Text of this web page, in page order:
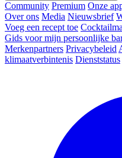
Community Premium Onze
Over ons Media Nieuwsbrief
Voeg een recept toe
Gids voor mijn persoonlijke
Merkenpartners Privacybeleid
klimaatverbintenis Dienststatus